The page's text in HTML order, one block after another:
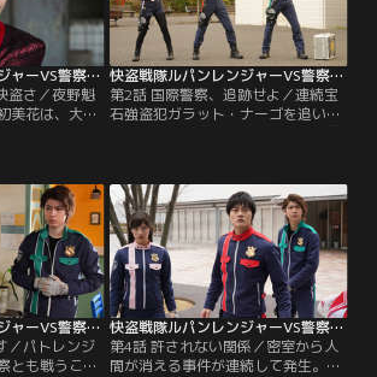
快盗戦隊ルパンレンジャーVS警察戦隊パトレンジャー 第01話
盗さ／夜野魁
美花は、大快
ルパンレンジ
ゲットは、宝
で焼き払う連
・ナーゴが手
。
快盗戦隊ルパンレンジャーVS警察戦隊パトレンジャー 第02話
第2話 国際警察、追跡せよ／連続宝
石強盗犯ガラット・ナーゴを追いつ
めた快盗戦隊ルパンレンジャーの前
ーに変身。圭一郎がガラットを追い
つめるが、コレクション回収前に倒
されては困る魁利（伊藤あさひ）は
ガラットを逃してしまう。怒った圭
一郎は魁利を猛追跡するが…。
快盗戦隊ルパンレンジャーVS警察戦隊パトレンジャー 第03話
／パトレンジ
とも戦うこと
快盗戦隊ルパンレンジャーVS警察戦隊パトレンジャー 第04話
第4話 許されない関係／密室から人
間が消える事件が連続して発生。ギ